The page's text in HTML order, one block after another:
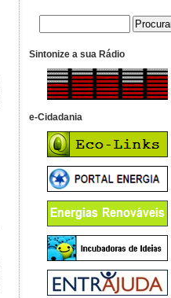
Sintonize a sua Rádio
e-Cidadania